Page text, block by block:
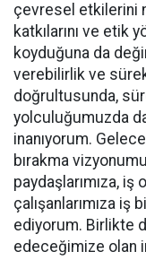
çevresel etkilerini
katkılarını ve etik
koyduğuna da
verebilirlik ve
doğrultusunda,
yolculuğumuzda
inanıyorum.
bırakma
paydaşlarımıza, iş
çalışanlarımıza
ediyorum. Birlikte
edeceğimize olan